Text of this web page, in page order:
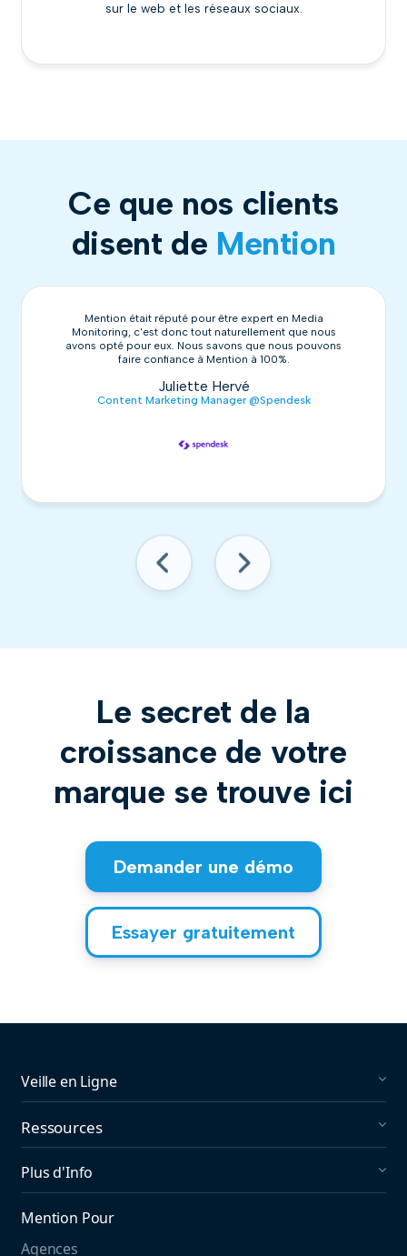
sur le web et les réseaux sociaux.
Ce que nos clients
disent de Mention
Mention était réputé pour être expert en Media
Monitoring, c'est donc tout naturellement que nous
avons opté pour eux. Nous savons que nous pouvons
faire confiance à Mention à 100%.
Juliette Hervé
Content Marketing Manager @Spendesk
Le secret de la
croissance de votre
marque se trouve ici
Demander une démo
Essayer gratuitement
Veille en Ligne
Gestion de marque
Gestion des réseaux sociaux
Ressources
Clients
Blog
Plus d'Info
Mention Pour
Agences